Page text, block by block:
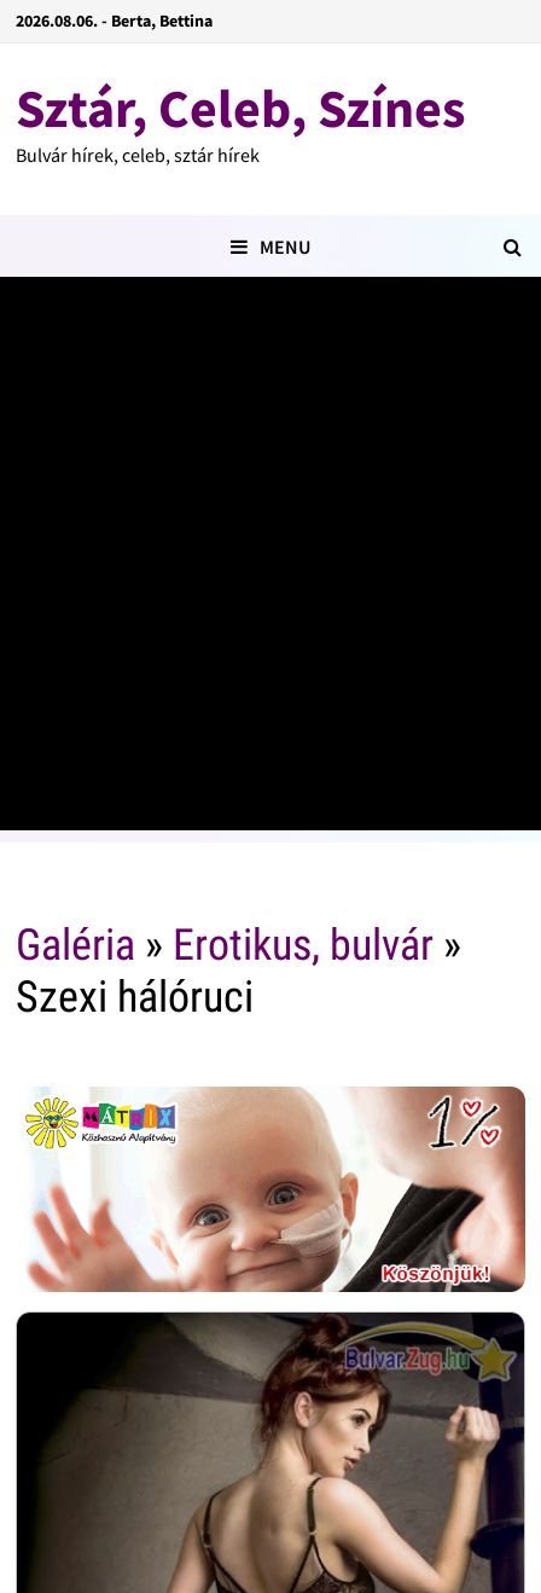
2026.08.06. - Berta, Bettina
Sztár, Celeb, Színes
Bulvár hírek, celeb, sztár hírek
MENU
Galéria » Erotikus, bulvár»
Szexi hálóruci